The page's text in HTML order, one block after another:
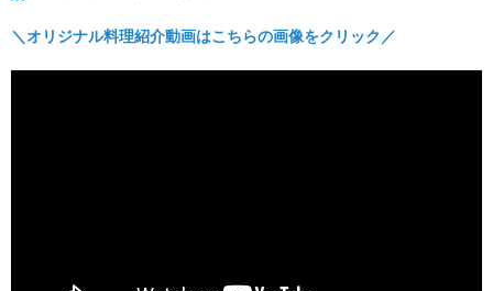
＼オリジナル料理紹介動画はこちらの画像をクリック／